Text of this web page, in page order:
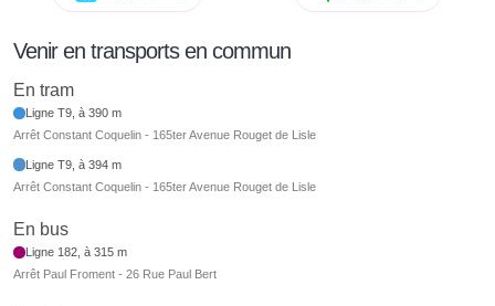
Venir en transports en commun
En tram
Ligne T9, à 390 m
Arrêt Constant Coquelin - 165ter Avenue Rouget de Lisle
Ligne T9, à 394 m
Arrêt Constant Coquelin - 165ter Avenue Rouget de Lisle
En bus
Ligne 182, à 315 m
Arrêt Paul Froment - 26 Rue Paul Bert